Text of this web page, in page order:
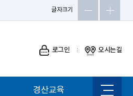
글자크기
로그인 오시는길
사이트
경산교육